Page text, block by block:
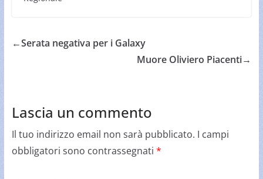
←Serata negativa per i Galaxy
Muore Oliviero Piacenti→
Lascia un commento
Il tuo indirizzo email non sarà pubblicato. I campi
obbligatori sono contrassegnati *